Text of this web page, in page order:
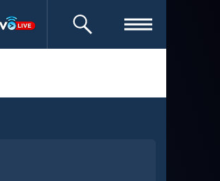
CERCA